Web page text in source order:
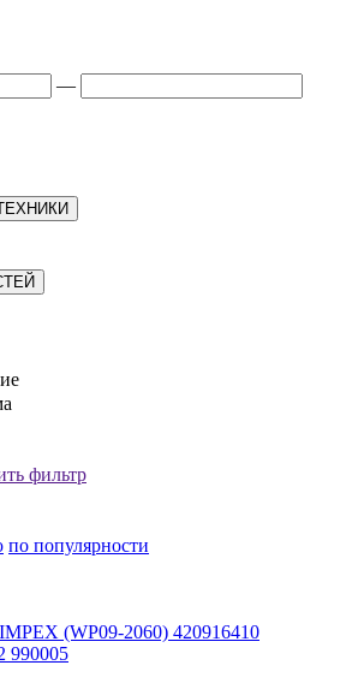
—
фильтр
по популярности
(WP09-2060) 420916410
990005